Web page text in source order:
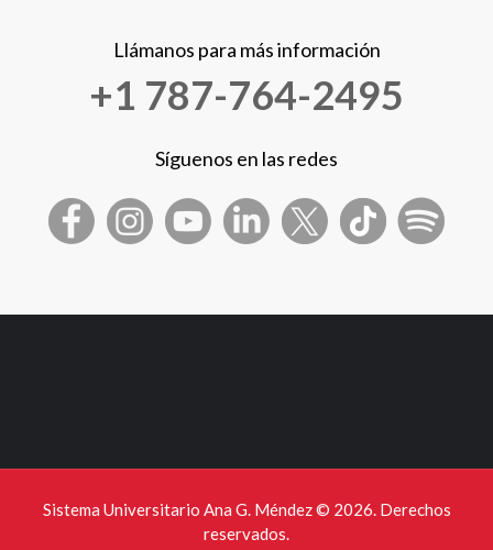
Llámanos para más información
+1 787-764-2495
Síguenos en las redes
Sistema Universitario Ana G. Méndez © 2026. Derechos
reservados.